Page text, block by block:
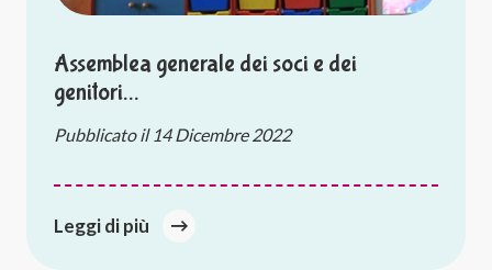
Assemblea generale dei soci e dei
genitori…
Pubblicato il 14 Dicembre 2022
Leggi di più